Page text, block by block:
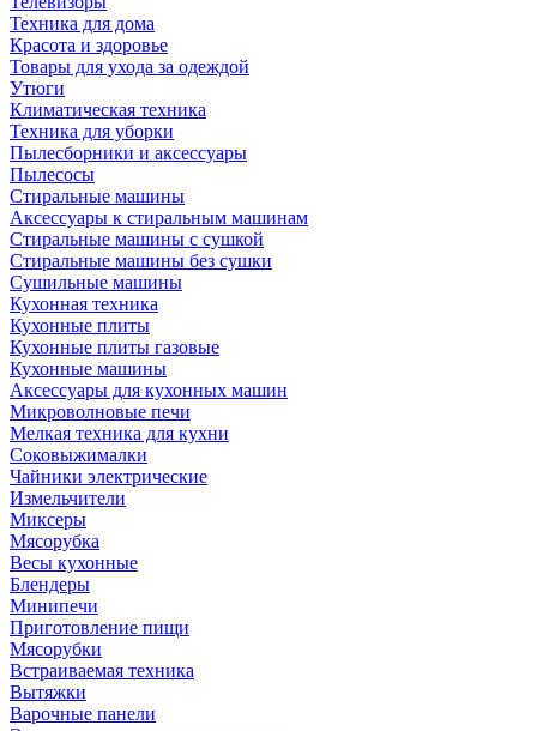
Техника для дома
Красота и здоровье
Товары для ухода за одеждой
Утюги
Климатическая техника
Техника для уборки
Пылесборники и аксессуары
Пылесосы
Стиральные машины
Аксессуары к стиральным машинам
Стиральные машины с сушкой
Стиральные машины без сушки
Сушильные машины
Кухонная техника
Кухонные плиты
Кухонные плиты газовые
Кухонные машины
Аксессуары для кухонных машин
Микроволновые печи
Мелкая техника для кухни
Соковыжималки
Чайники электрические
Измельчители
Миксеры
Мясорубка
Весы кухонные
Блендеры
Минипечи
Приготовление пищи
Мясорубки
Встраиваемая техника
Вытяжки
Варочные панели